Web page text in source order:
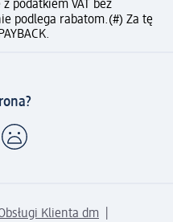
podatkiem VAT bez
podlega rabatom.(#) Za tę
Klienta dm